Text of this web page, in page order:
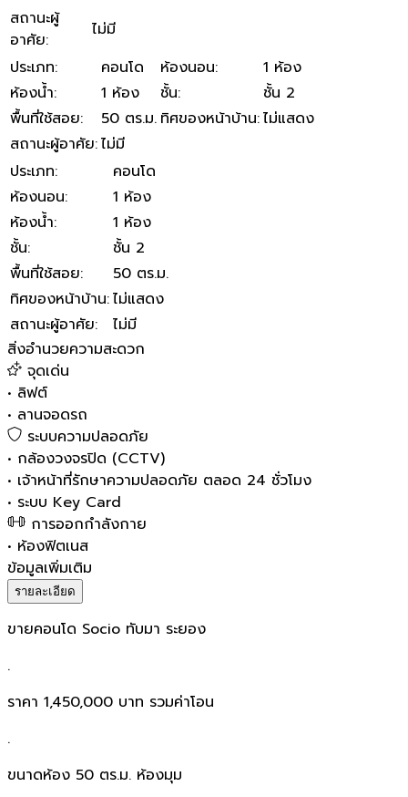
สถานะผู้
อาศัย:
ไม่มี
ประเภท: คอนโด ห้องนอน:
1 ห้อง
ห้องน้ำ: 1 ห้อง ชั้น:
ชั้น 2
พื้นที่ใช้สอย: 50 ตร.ม. ทิศของหน้าบ้าน:ไม่แสดง
สถานะผู้อาศัย:ไม่มี
ประเภท:
คอนโด
ห้องนอน:
1 ห้อง
ห้องน้ำ:
1 ห้อง
ชั้น:
ชั้น 2
พื้นที่ใช้สอย:
50 ตร.ม.
ทิศของหน้าบ้าน:ไม่แสดง
สถานะผู้อาศัย:
ไม่มี
สิ่งอำนวยความสะดวก
จุดเด่น
• ลิฟต์
• ลานจอดรถ
ระบบความปลอดภัย
• กล้องวงจรปิด (CCTV)
• เจ้าหน้าที่รักษาความปลอดภัย ตลอด 24 ชั่วโมง
• ระบบ Key Card
การออกกำลังกาย
• ห้องฟิตเนส
ข้อมูลเพิ่มเติม
รายละเอียด
ขายคอนโด Socio ทับมา ระยอง
.
ราคา 1,450,000 บาท รวมค่าโอน
.
ขนาดห้อง 50 ตร.ม. ห้องมุม